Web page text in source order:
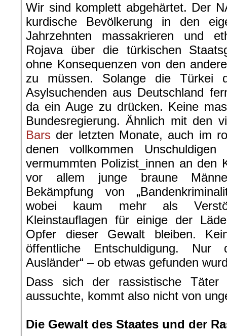
Wir sind komplett abgehärtet. Der
kurdische Bevölkerung in den
Jahrzehnten massakrieren und
Rojava über die türkischen
ohne Konsequenzen von den
zu müssen. Solange die Türkei
Asylsuchenden aus Deutschland
da ein Auge zu drücken. Keine
Bundesregierung. Ähnlich mit den
Bars der letzten Monate, auch im
denen vollkommen
vermummten Polizist_innen an den
vor allem junge braune
Bekämpfung von
wobei kaum mehr als
Kleinstauflagen für einige der
Opfer dieser Gewalt bleiben.
öffentliche Entschuldigung. Nur
Ausländer“ – ob etwas gefunden
Dass sich der rassistische Täter
aussuchte, kommt also nicht von
Die Gewalt des Staates und der